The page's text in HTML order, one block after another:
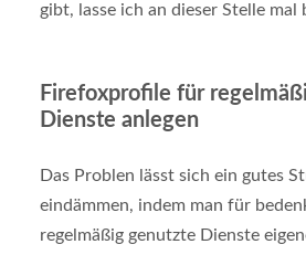
gibt, lasse ich an dieser Stelle mal
Firefoxprofile für
Dienste anlegen
Das Problen lässt sich ein gutes
eindämmen, indem man für
regelmäßig genutzte Dienste